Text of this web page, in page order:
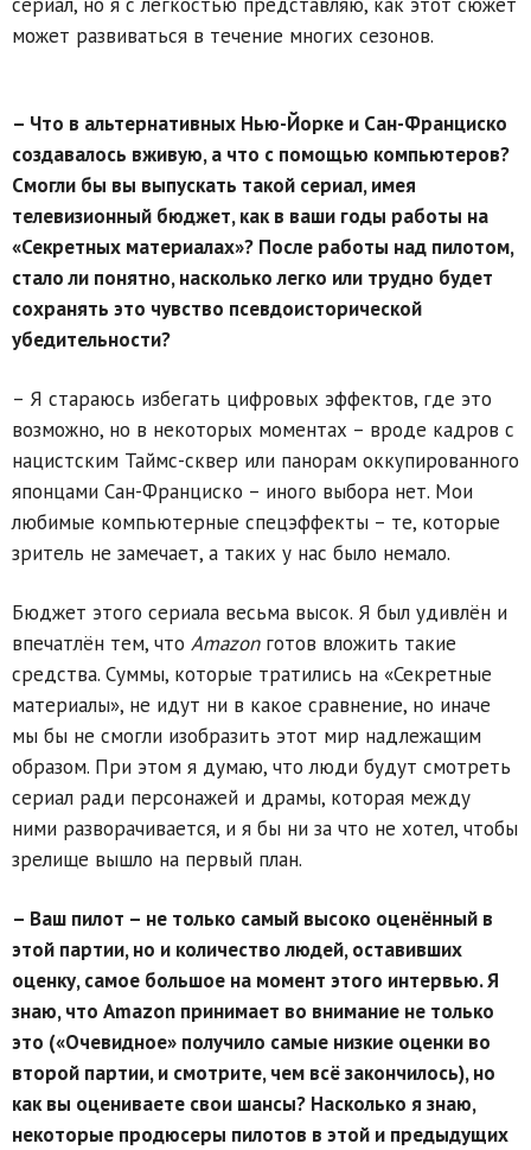
может развиваться в течение многих сезонов.
– Что в альтернативных Нью-Йорке и Сан-Франциско
создавалось вживую, а что с помощью компьютеров?
Смогли бы вы выпускать такой сериал, имея
телевизионный бюджет, как в ваши годы работы на
«Секретных материалах»? После работы над пилотом,
стало ли понятно, насколько легко или трудно будет
сохранять это чувство псевдоисторической
убедительности?
– Я стараюсь избегать цифровых эффектов, где это
возможно, но в некоторых моментах – вроде кадров с
нацистским Таймс-сквер или панорам оккупированного
японцами Сан-Франциско – иного выбора нет. Мои
любимые компьютерные спецэффекты – те, которые
зритель не замечает, а таких у нас было немало.
Бюджет этого сериала весьма высок. Я был удивлён и
впечатлён тем, что Amazonготов вложить такие
средства. Суммы, которые тратились на «Секретные
материалы», не идут ни в какое сравнение, но иначе
мы бы не смогли изобразить этот мир надлежащим
образом. При этом я думаю, что люди будут смотреть
сериал ради персонажей и драмы, которая между
ними разворачивается, и я бы ни за что не хотел, чтобы
зрелище вышло на первый план.
– Ваш пилот – не только самый высоко оценённый в
этой партии, но и количество людей, оставивших
оценку, самое большое на момент этого интервью. Я
знаю, что Amazon принимает во внимание не только
это («Очевидное» получило самые низкие оценки во
второй партии, и смотрите, чем всё закончилось), но
как вы оцениваете свои шансы? Насколько я знаю,
некоторые продюсеры пилотов в этой и предыдущих